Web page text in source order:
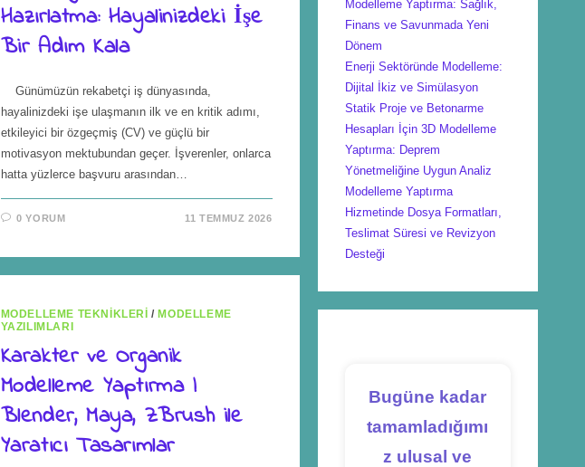
Hazırlatma: Hayalinizdeki İşe
Bir Adım Kala
Günümüzün rekabetçi iş dünyasında,
hayalinizdeki işe ulaşmanın ilk ve en kritik adımı,
etkileyici bir özgeçmiş (CV) ve güçlü bir
motivasyon mektubundan geçer. İşverenler, onlarca
hatta yüzlerce başvuru arasından…
0 YORUM 11 TEMMUZ 2026
MODELLEME TEKNIKLERI / MODELLEME
YAZILIMLARI
Karakter ve Organik
Modelleme Yaptırma |
Blender, Maya, ZBrush ile
Yaratıcı Tasarımlar
Modelleme Yaptırma: Sağlık,
Finans ve Savunmada Yeni
Dönem
Enerji Sektöründe Modelleme:
Dijital İkiz ve Simülasyon
Statik Proje ve Betonarme
Hesapları İçin 3D Modelleme
Yaptırma: Deprem
Yönetmeliğine Uygun Analiz
Modelleme Yaptırma
Hizmetinde Dosya Formatları,
Teslimat Süresi ve Revizyon
Desteği
Bugüne kadar
tamamladığımı
z ulusal ve